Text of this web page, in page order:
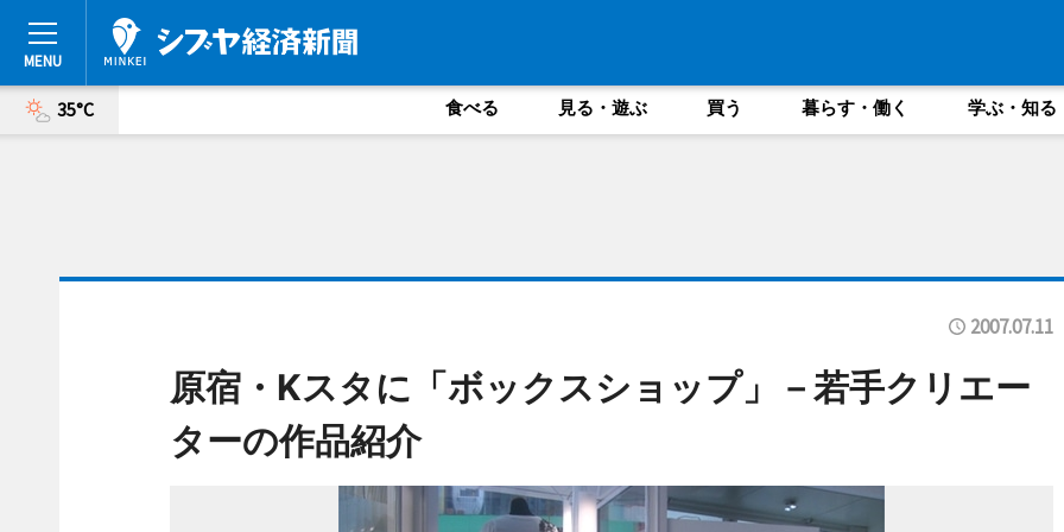
35°C 食べる 見る・遊ぶ 買う 暮らす・働く 学ぶ・知る
2007.07.11
原宿・Kスタに「ボックスショップ」－若手クリエー
ターの作品紹介